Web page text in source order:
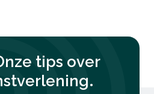
tips over
.